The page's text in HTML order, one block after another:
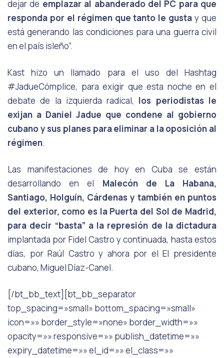
dejar de emplazar al abanderado del PC para que
responda por el régimen que tanto le gustay que
está generando las condiciones para una guerra civil
en el país isleño”.
Kast hizo un llamado para el uso del Hashtag
#JadueCómplice, para exigir que esta noche en el
debate de la izquierda radical, los periodistas le
exijan a Daniel Jadue que condene al gobierno
cubano y sus planes para eliminar a la oposición al
régimen.
Las manifestaciones de hoy en Cuba se están
desarrollando en el Malecón de La
Habana,
Santiago, Holguín, Cárdenas y también en puntos
del exterior, como es la Puerta del Sol de Madrid,
para decir “basta” a la represión de la dictadura
implantada por Fidel Castro y continuada, hasta estos
días, por Raúl Castro y ahora por el El presidente
cubano, Miguel Díaz-Canel.
[/bt_bb_text][bt_bb_separator
top_spacing=»small» bottom_spacing=»small»
icon=»» border_style=»none» border_width=»»
opacity=»» responsive=»» publish_datetime=»»
expiry_datetime=»» el_id=»» el_class=»»